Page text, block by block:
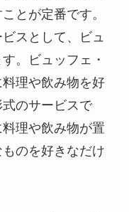
とが定番です。
スとして、ビュ
。ビュッフェ・
理や飲み物を好
のサービスで
理や飲み物が置
のを好きなだけ